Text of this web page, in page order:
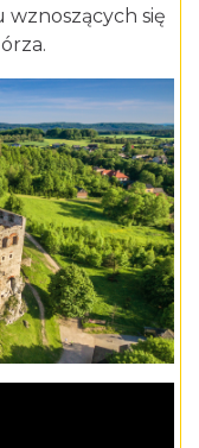
się